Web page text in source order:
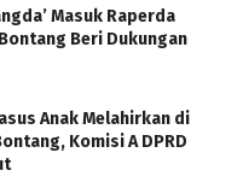
Masuk Raperda
Beri Dukungan
Anak Melahirkan di
Komisi A DPRD